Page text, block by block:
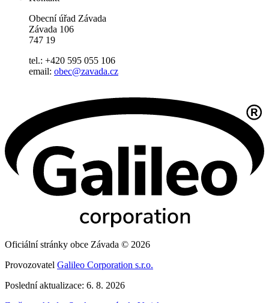
Obecní úřad Závada
Závada 106
747 19
tel.: +420 595 055 106
email: obec@zavada.cz
Oficiální stránky obce Závada © 2026
Provozovatel Galileo Corporation s.r.o.
Poslední aktualizace: 6. 8. 2026